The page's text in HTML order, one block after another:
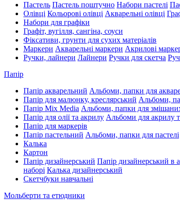
Пастель Пастель поштучно Набори пастелі
Олівці Кольорові олівці Акварельні олівці
Набори для графіки
Графіт, вугілля, сангіна, соуси
Фіксативи, грунти для сухих матеріалів
Маркери Акварельні маркери Акрилові
Ручки, лайнери Лайнери Ручки для скетча
Папір
Папір акварельний Альбоми, папки для
Папір для малюнку, креслярський Альбоми,
Папір Mix Media Альбоми, папки для
Папір для олії та акрилу Альбоми для акрилу
Папір для маркерів
Папір пастельний Альбоми, папки для пастелі
Калька
Картон
Папір дизайнерський Папір дизайнерський в
наборі Калька дизайнерський
Скетчбуки навчальні
Мольберти та етюдники